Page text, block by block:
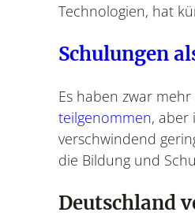
Technologien, hat
Schulungen
Es haben zwar
teilgenommen, aber
verschwindend
die Bildung und
Deutschland